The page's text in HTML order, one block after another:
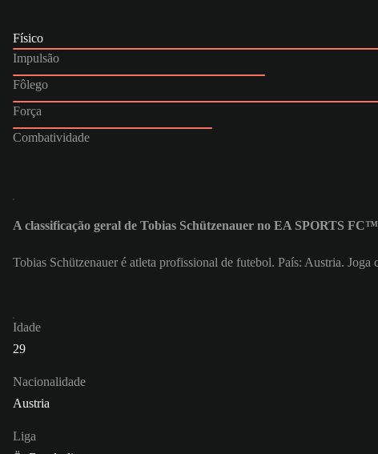
Físico
Impulsão
Fôlego
Força
Combatividade
A classificação geral de Tobias Schützenauer no EA SPORTS FC™
Tobias Schützenauer é atleta profissional de futebol. País: Austria.
Idade
29
Nacionalidade
Austria
Liga